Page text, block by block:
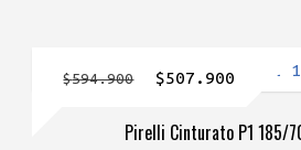
Pirelli Cinturato P1 185/
$594.900
El
original
$507.900
actual